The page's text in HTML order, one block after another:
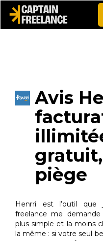
Avis
piège
Henrri est l’outil que
freelance me
plus simple et la moins
la même : si votre seul